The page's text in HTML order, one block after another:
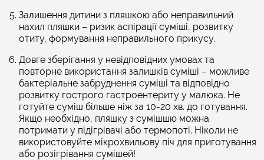
Залишення дитини з пляшкою або неправильний
нахил пляшки – ризик аспірації суміші, розвитку
отиту, формування неправильного прикусу.
Довге зберігання у невідповідних умовах та
повторне використання залишків суміші – можливе
бактеріальне забруднення суміші та відповідно
розвитку гострого гастроентериту у малюка. Не
готуйте суміш більше ніж за 10-20 хв. до готування.
Якщо необхідно, пляшку з сумішшю можна
потримати у підігрівачі або термопоті. Ніколи не
використовуйте мікрохвильову піч для приготування
або розігрівання сумішей!